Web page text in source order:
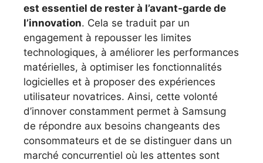
est essentiel de rester à l’avant-garde de
l’innovation. Cela se traduit par un
engagement à repousser les limites
technologiques, à améliorer les performances
matérielles, à optimiser les fonctionnalités
logicielles et à proposer des expériences
utilisateur novatrices. Ainsi, cette volonté
d’innover constamment permet à Samsung
de répondre aux besoins changeants des
consommateurs et de se distinguer dans un
marché concurrentiel où les attentes sont